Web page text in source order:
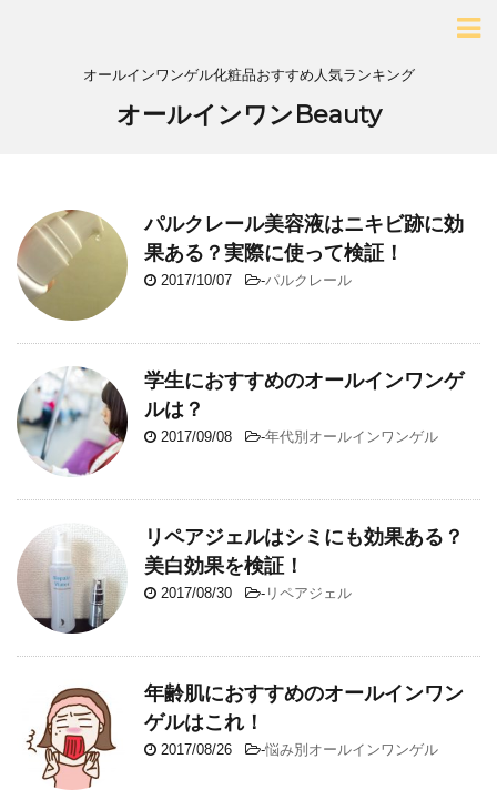
オールインワンゲル化粧品おすすめ人気ランキング
オールインワンBeauty
パルクレール美容液はニキビ跡に効
果ある？実際に使って検証！
2017/10/07 -パルクレール
学生におすすめのオールインワンゲ
ルは？
2017/09/08 -年代別オールインワンゲル
リペアジェルはシミにも効果ある？
美白効果を検証！
2017/08/30 - リペアジェル
年齢肌におすすめのオールインワン
ゲルはこれ！
2017/08/26 -悩み別オールインワンゲル